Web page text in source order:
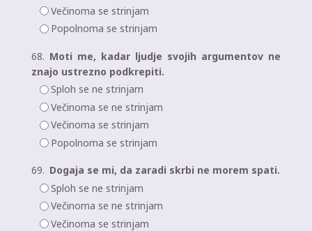
Večinoma se strinjam
Popolnoma se strinjam
68. Moti me, kadar ljudje svojih argumentov ne
znajo ustrezno podkrepiti.
Sploh se ne strinjam
Večinoma se ne strinjam
Večinoma se strinjam
Popolnoma se strinjam
69. Dogaja se mi, da zaradi skrbi ne morem spati.
Sploh se ne strinjam
Večinoma se ne strinjam
Večinoma se strinjam